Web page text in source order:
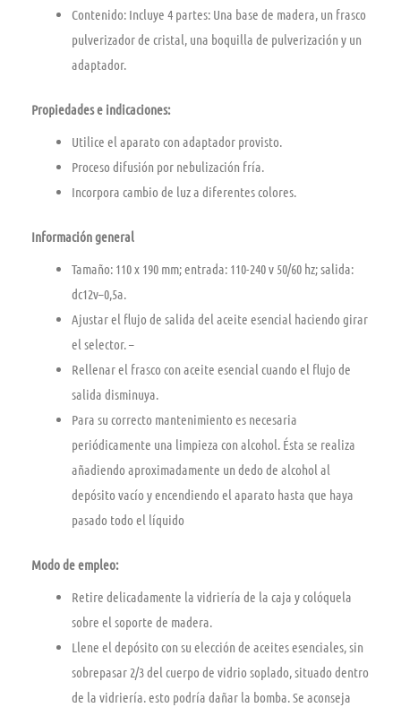
Contenido: Incluye 4 partes: Una base de madera, un frasco
pulverizador de cristal, una boquilla de pulverización y un
adaptador.
Propiedades e indicaciones:
Utilice el aparato con adaptador provisto.
Proceso difusión por nebulización fría.
Incorpora cambio de luz a diferentes colores.
Información general
Tamaño: 110 x 190 mm; entrada: 110-240 v 50/60 hz; salida:
dc12v–0,5a.
Ajustar el flujo de salida del aceite esencial haciendo girar
el selector. –
Rellenar el frasco con aceite esencial cuando el flujo de
salida disminuya.
Para su correcto mantenimiento es necesaria
periódicamente una limpieza con alcohol. Ésta se realiza
añadiendo aproximadamente un dedo de alcohol al
depósito vacío y encendiendo el aparato hasta que haya
pasado todo el líquido
Modo de empleo:
Retire delicadamente la vidriería de la caja y colóquela
sobre el soporte de madera.
Llene el depósito con su elección de aceites esenciales, sin
sobrepasar 2/3 del cuerpo de vidrio soplado, situado dentro
de la vidriería. esto podría dañar la bomba. Se aconseja